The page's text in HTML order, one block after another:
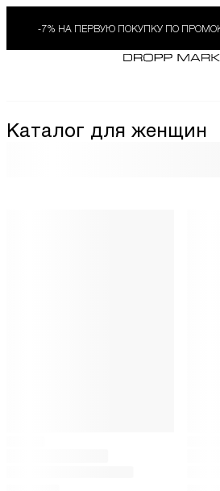
-7% НА ПЕРВУЮ ПОКУПКУ ПО
Каталог для женщин